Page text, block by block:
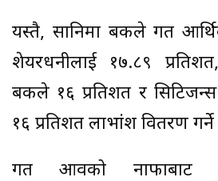
यस्तै, सानिमा बैंकले गत
शेयरधनीलाई १७.८९
बैंकले १६ प्रतिशत र
१६ प्रतिशत लाभांश वितरण
गत आवको नाफाबाट